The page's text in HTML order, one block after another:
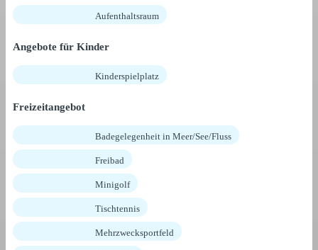
Aufenthaltsraum
Angebote für Kinder
Kinderspielplatz
Freizeitangebot
Badegelegenheit in Meer/See/Fluss
Freibad
Minigolf
Tischtennis
Mehrzwecksportfeld